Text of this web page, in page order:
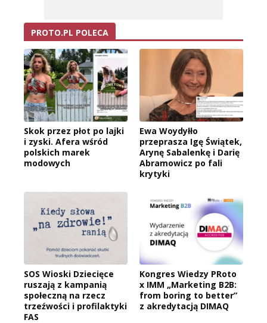
PROTO.PL POLECA
Skok przez płot po lajki
i zyski. Afera wśród
polskich marek
modowych
Ewa Woydyłło
przeprasza Igę Świątek,
Arynę Sabalenkę i Darię
Abramowicz po fali
krytyki
SOS Wioski Dziecięce
ruszają z kampanią
społeczną na rzecz
trzeźwości i profilaktyki
FAS
Kongres Wiedzy PRoto
x IMM „Marketing B2B:
from boring to better”
z akredytacją DIMAQ